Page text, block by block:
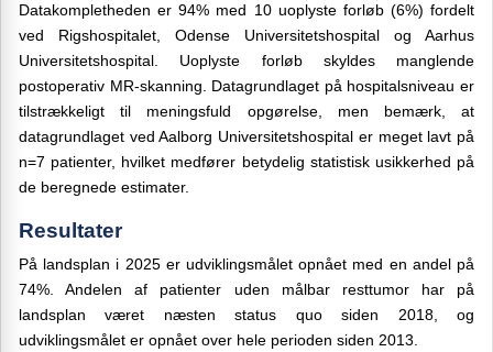
Datakompletheden er 94% med 10 uoplyste forløb (6%) fordelt
ved Rigshospitalet, Odense Universitetshospital og Aarhus
Universitetshospital. Uoplyste forløb skyldes manglende
postoperativ MR-skanning. Datagrundlaget på hospitalsniveau er
tilstrækkeligt til meningsfuld opgørelse, men bemærk, at
datagrundlaget ved Aalborg Universitetshospital er meget lavt på
n=7 patienter, hvilket medfører betydelig statistisk usikkerhed på
de beregnede estimater.
Resultater
På landsplan i 2025 er udviklingsmålet opnået med en andel på
74%. Andelen af patienter uden målbar resttumor har på
landsplan været næsten status quo siden 2018, og
udviklingsmålet er opnået over hele perioden siden 2013.